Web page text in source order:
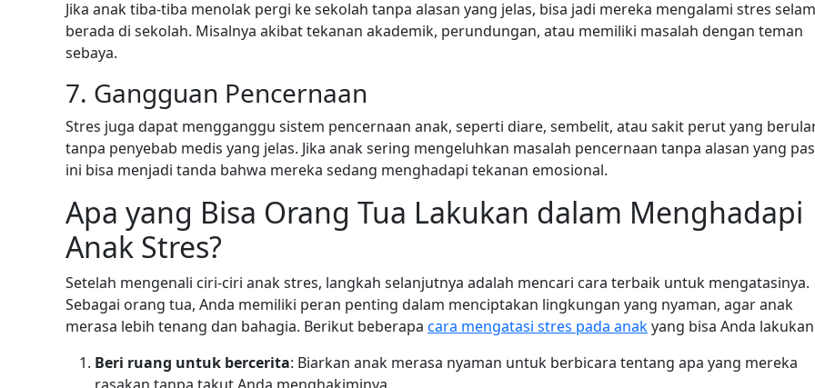
Jika anak tiba-tiba menolak pergi ke sekolah tanpa alasan yang jelas, bisa jadi mereka mengalami stres
berada di sekolah. Misalnya akibat tekanan akademik, perundungan, atau memiliki masalah dengan teman
sebaya.
7. Gangguan Pencernaan
Stres juga dapat mengganggu sistem pencernaan anak, seperti diare, sembelit, atau sakit perut yang
tanpa penyebab medis yang jelas. Jika anak sering mengeluhkan masalah pencernaan tanpa alasan yang
ini bisa menjadi tanda bahwa mereka sedang menghadapi tekanan emosional.
Apa yang Bisa Orang Tua Lakukan dalam Menghadapi
Anak Stres?
Setelah mengenali ciri-ciri anak stres, langkah selanjutnya adalah mencari cara terbaik untuk mengatasinya.
Sebagai orang tua, Anda memiliki peran penting dalam menciptakan lingkungan yang nyaman, agar anak
merasa lebih tenang dan bahagia. Berikut beberapa cara mengatasi stres pada anakyang bisa Anda
Beri ruang untuk bercerita: Biarkan anak merasa nyaman untuk berbicara tentang apa yang mereka